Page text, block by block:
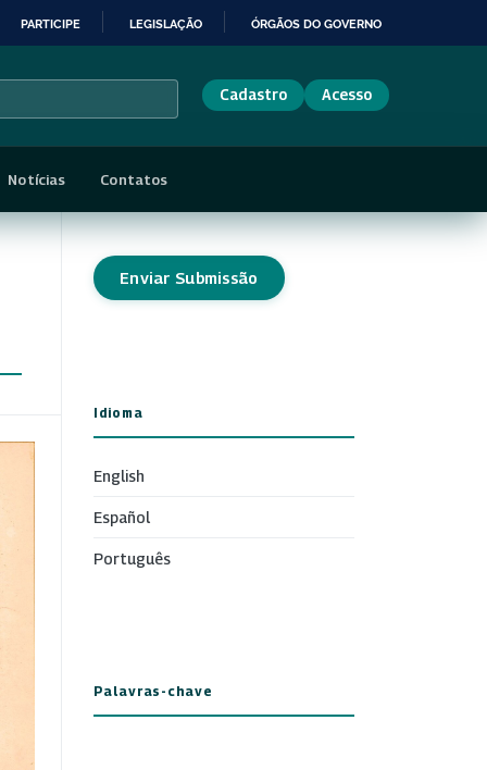
PARTICIPE LEGISLAÇÃO ÓRGÃOS DO GOVERNO
Cadastro Acesso
Notícias Contatos
Enviar Submissão
Idioma
English
Español
Português
Palavras-chave